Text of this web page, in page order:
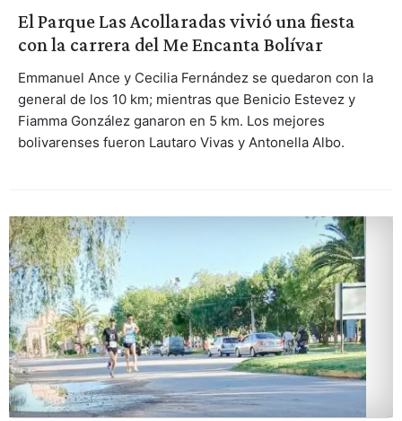
El Parque Las Acollaradas vivió una fiesta
con la carrera del Me Encanta Bolívar
Emmanuel Ance y Cecilia Fernández se quedaron con la
general de los 10 km; mientras que Benicio Estevez y
Fiamma González ganaron en 5 km. Los mejores
bolivarenses fueron Lautaro Vivas y Antonella Albo.